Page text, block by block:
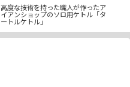
高度な技術を持った職人が作ったア
イアンショップのソロ用ケトル「タ
ートルケトル」